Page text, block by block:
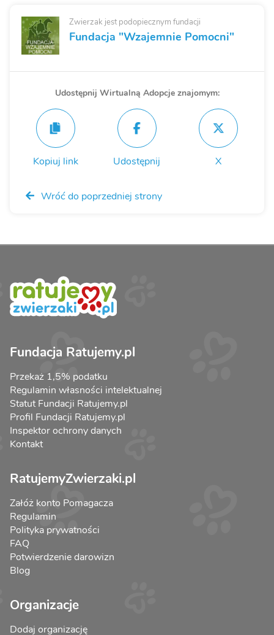
Zwierzak jest podopiecznym fundacji
Fundacja "Wzajemnie Pomocni"
Udostępnij Wirtualną Adopcje znajomym:
Kopiuj link Udostępnij X
Wróć do poprzedniej strony
Fundacja Ratujemy.pl
Przekaż 1,5% podatku
Regulamin własności intelektualnej
Statut Fundacji Ratujemy.pl
Profil Fundacji Ratujemy.pl
Inspektor ochrony danych
Kontakt
RatujemyZwierzaki.pl
Załóż konto Pomagacza
Regulamin
Polityka prywatności
FAQ
Potwierdzenie darowizn
Blog
Organizacje
Dodaj organizację